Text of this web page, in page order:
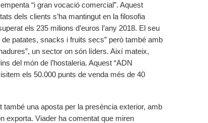
“i gran vocació comercial”. Aquest
dels clients s’ha mantingut en la filosofia
els 235 milions d’euros l’any 2018. El seu
patates, snacks i fruits secs” però també amb
un sector on són líders. Així mateix,
del món de l’hostaleria. Aquest “ADN
els 50.000 punts de venda més de 40
també una aposta per la presència exterior, amb
exporta. Viader ha comentat que miren